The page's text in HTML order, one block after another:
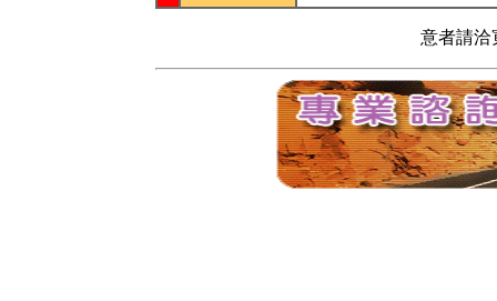
意者請洽